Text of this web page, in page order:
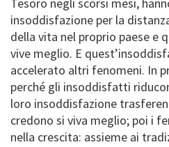
Tesoro negli scorsi mesi,
insoddisfazione per la
della vita nel proprio paese e
vive meglio. E
accelerato altri fenomeni. In
perché gli insoddisfatti
loro insoddisfazione
credono si viva meglio; poi i
nella crescita: assieme ai